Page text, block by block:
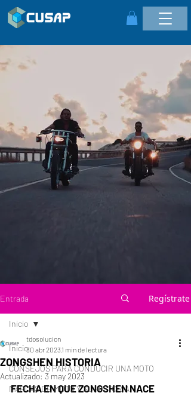
Entrada Regístrate
Inicio
CONSEJOS PARA CONDUCIR UNA MOTO
MARCAS DE MOTO Y SU HISTORIA
Inicio
ZONGSHEN HISTORIA
tdosolucion
30 abr 2023 1 min de lectura
Actualizado: 3 may 2023
FECHA EN QUE ZONGSHEN NACE